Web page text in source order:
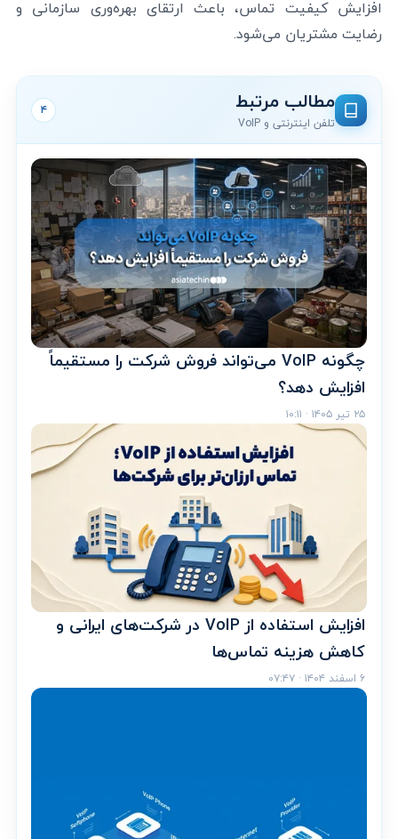
افزایش کیفیت تماس، باعث ارتقای بهره‌وری سازمانی و
رضایت مشتریان می‌شود.
مطالب مرتبط
تلفن اینترنتی و VoIP
۴
چگونه VoIP می‌تواند فروش شرکت را مستقیماً
افزایش دهد؟
۲۵ تیر ۱۴۰۵ · ۱۰:۱۱
افزایش استفاده از VoIP در شرکت‌های ایرانی و
کاهش هزینه تماس‌ها
۶ اسفند ۱۴۰۴ · ۰۷:۴۷